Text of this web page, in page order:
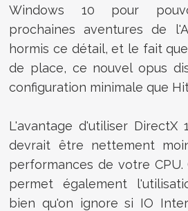
Windows 10 pour
prochaines aventures de
hormis ce détail, et le fait
de place, ce nouvel opus
configuration minimale que
L'avantage d'utiliser DirectX
devrait être nettement
performances de votre CPU.
permet également
bien qu'on ignore si IO